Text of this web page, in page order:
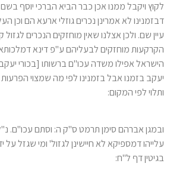
לקוץ ויקבל ממנו אכן כבר הביא הברכי יוסף
דבזמנינו לא אמרינן נכרים גוזלי ארעא הם וכן
עיין שם. ולכן אצלנו שאין מוחזקים הנכרים
הקרקעות מוחזקים לבעליהם ע"פ דינא
הישראל אפילו משדה עכו"ם ברשותו [בכורי
יעקב בזמנו אבל בזמנינו לפי מה שמצוי
ותלוי לפי המקום:
ובמגן אברהם סימן תרמט ס"ק ה: וסתם עכו"ם.
עלייהו דמספיקא לא חיישינן לגזול' ומי שגזל
בגיטין דף ל"ח: